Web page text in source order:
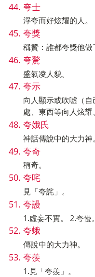
夸士
浮夸而好炫耀的人。
夸獎
稱贊：誰都夸獎他做
夸驁
盛氣凌人貌。
夸示
向人顯示或吹噓（
處、東西等向人炫耀
夸娥氏
神話傳說中的大力
夸奇
稱奇。
夸咤
見「夸詫」。
夸謾
1.虛妄不實。 2.夸慢。
夸蛾
傳說中的大力神。
夸羨
1.見「夸羨」。